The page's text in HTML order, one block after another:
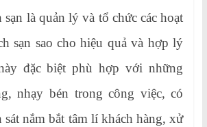
sạn là quản lý và tổ chức các hoạt
sạn sao cho hiệu quả và hợp lý
đặc biệt phù hợp với những
nhạy bén trong công việc, có
sát nắm bắt tâm lí khách hàng, xử